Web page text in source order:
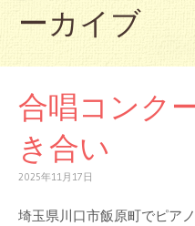
ーカイブ
合唱コンク
き合い
2025年11月17日
埼玉県川口市飯原町でピア